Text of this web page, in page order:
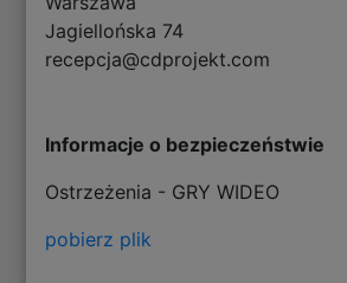
Jagiellońska 74
recepcja@cdprojekt.com
Informacje o bezpieczeństwie
Ostrzeżenia - GRY WIDEO
pobierz plik